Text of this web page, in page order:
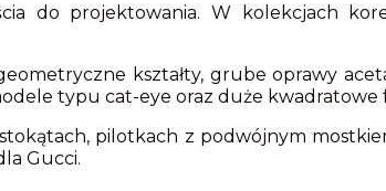
do projektowania. W kolekcjach
kształty, grube oprawy
typu cat-eye oraz duże
pilotkach z podwójnym
Gucci.